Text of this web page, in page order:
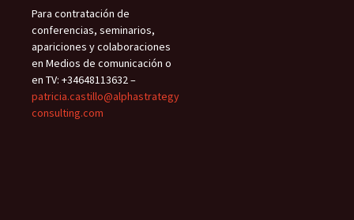
Para contratación de
conferencias, seminarios,
apariciones y colaboraciones
en Medios de comunicación o
en TV: +34648113632 –
patricia.castillo@alphastrategy
consulting.com